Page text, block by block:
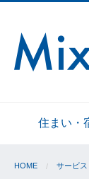
住まい・
HOME サービス